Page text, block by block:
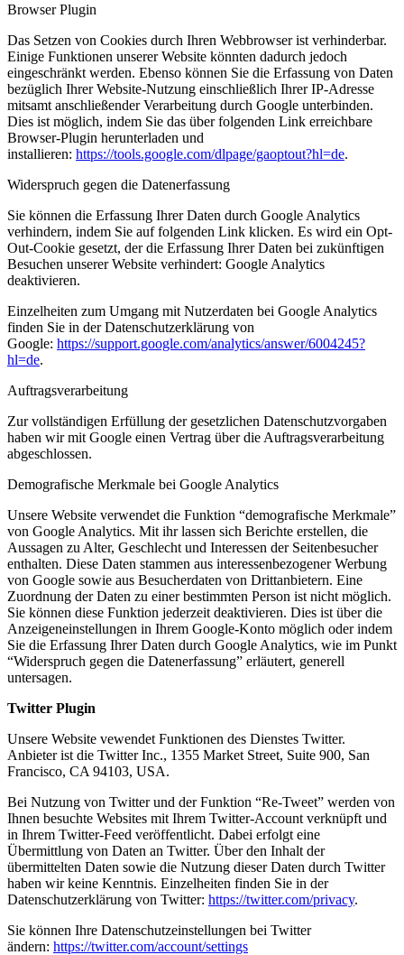
Browser Plugin
Das Setzen von Cookies durch Ihren Webbrowser ist verhinderbar.
Einige Funktionen unserer Website könnten dadurch jedoch
eingeschränkt werden. Ebenso können Sie die Erfassung von Daten
bezüglich Ihrer Website-Nutzung einschließlich Ihrer IP-Adresse
mitsamt anschließender Verarbeitung durch Google unterbinden.
Dies ist möglich, indem Sie das über folgenden Link erreichbare
Browser-Plugin herunterladen und
installieren: https://tools.google.com/dlpage/gaoptout?hl=de.
Widerspruch gegen die Datenerfassung
Sie können die Erfassung Ihrer Daten durch Google Analytics
verhindern, indem Sie auf folgenden Link klicken. Es wird ein Opt-
Out-Cookie gesetzt, der die Erfassung Ihrer Daten bei zukünftigen
Besuchen unserer Website verhindert: Google Analytics
deaktivieren.
Einzelheiten zum Umgang mit Nutzerdaten bei Google Analytics
finden Sie in der Datenschutzerklärung von
Google: https://support.google.com/analytics/answer/6004245?
hl=de.
Auftragsverarbeitung
Zur vollständigen Erfüllung der gesetzlichen Datenschutzvorgaben
haben wir mit Google einen Vertrag über die Auftragsverarbeitung
abgeschlossen.
Demografische Merkmale bei Google Analytics
Unsere Website verwendet die Funktion “demografische Merkmale”
von Google Analytics. Mit ihr lassen sich Berichte erstellen, die
Aussagen zu Alter, Geschlecht und Interessen der Seitenbesucher
enthalten. Diese Daten stammen aus interessenbezogener Werbung
von Google sowie aus Besucherdaten von Drittanbietern. Eine
Zuordnung der Daten zu einer bestimmten Person ist nicht möglich.
Sie können diese Funktion jederzeit deaktivieren. Dies ist über die
Anzeigeneinstellungen in Ihrem Google-Konto möglich oder indem
Sie die Erfassung Ihrer Daten durch Google Analytics, wie im Punkt
“Widerspruch gegen die Datenerfassung” erläutert, generell
untersagen.
Twitter Plugin
Unsere Website vewendet Funktionen des Dienstes Twitter.
Anbieter ist die Twitter Inc., 1355 Market Street, Suite 900, San
Francisco, CA 94103, USA.
Bei Nutzung von Twitter und der Funktion “Re-Tweet” werden von
Ihnen besuchte Websites mit Ihrem Twitter-Account verknüpft und
in Ihrem Twitter-Feed veröffentlicht. Dabei erfolgt eine
Übermittlung von Daten an Twitter. Über den Inhalt der
übermittelten Daten sowie die Nutzung dieser Daten durch Twitter
haben wir keine Kenntnis. Einzelheiten finden Sie in der
Datenschutzerklärung von Twitter: https://twitter.com/privacy.
Sie können Ihre Datenschutzeinstellungen bei Twitter
ändern: https://twitter.com/account/settings